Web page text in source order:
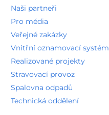
Naši partneři
Pro média
Veřejné zakázky
Vnitřní oznamovací systém
Realizované projekty
Stravovací provoz
Spalovna odpadů
Technická oddělení